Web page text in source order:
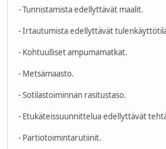
- Tunnistamista edellyttävät maalit.
- Irtautumista edellyttävät
- Kohtuulliset ampumamatkat.
- Metsämaasto.
- Sotilastoiminnan rasitustaso.
- Etukäteissuunnittelua edellyttävät
- Partiotoimintarutiinit.